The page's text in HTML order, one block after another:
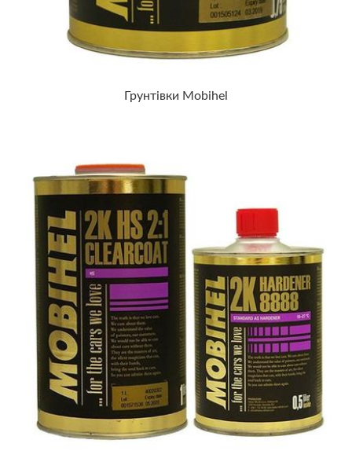
Грунтівки Mobihel